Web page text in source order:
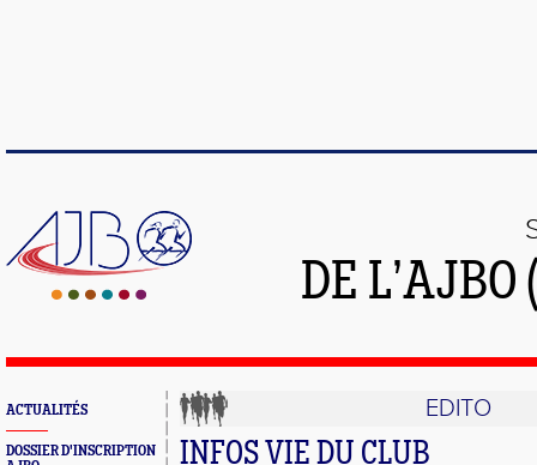
DE
ACTUALITÉS
DOSSIER D'INSCRIPTION
EDITO
INFOS VIE DU CLUB